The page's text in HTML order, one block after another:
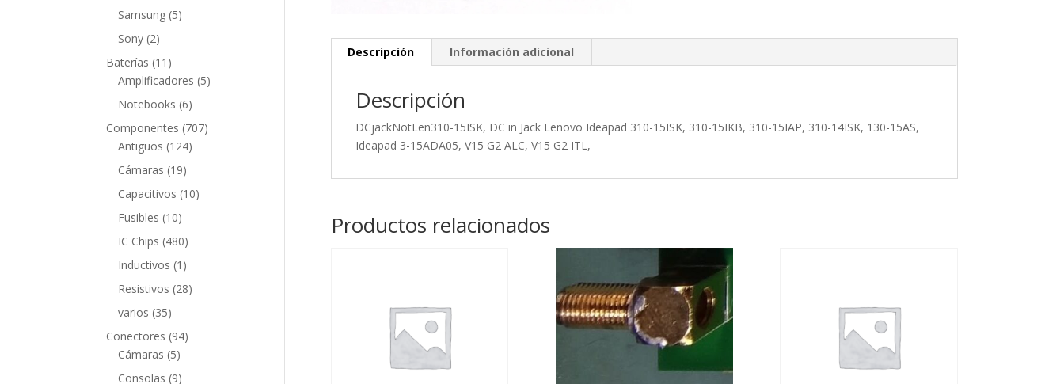
cantidad
Descripción Información adicional
Descripción
DCjackNotLen310-15ISK, DC in Jack Lenovo Ideapad 310-15ISK, 310-15IKB, 310-15IAP, 310-14ISK, 130-15AS,
Ideapad 3-15ADA05, V15 G2 ALC, V15 G2 ITL,
Productos relacionados
producto
Samsung 55
Sony 22
productos
Baterías 11 11
productos
Amplificadores 55
Notebooks 66
productos
Componentes 707707
Antiguos 124124
Cámaras 1919
productos
Capacitivos 1010
Fusibles 1010
productos
IC Chips 480480
productos
Inductivos 1 1
producto
Resistivos 2828
varios 3535
productos
Conectores 9494
Cámaras 55
productos
Consolas 99